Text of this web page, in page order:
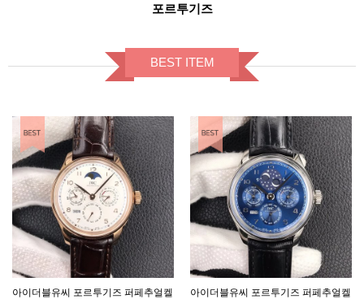
포르투기즈
BEST ITEM
아이더블유씨 포르투기즈 퍼페추얼켈
아이더블유씨 포르투기즈 퍼페추얼켈
BEST ITEM